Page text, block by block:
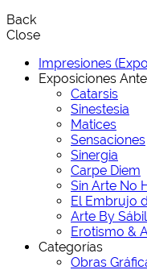
Back
Close
Impresiones
Exposiciones
Catarsis
Sinestesia
Matices
Sensaciones
Sinergia
Carpe Diem
Sin Arte No
El Embrujo
Arte By
Erotismo &
Categorías
Obras